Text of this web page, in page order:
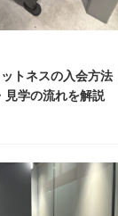
トネスの入会方法
見学の流れを解説